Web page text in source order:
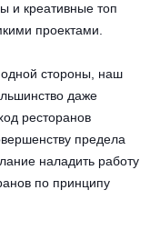
и креативные топ
проектами.
одной стороны, наш
даже
ресторанов
предела
наладить работу
по принципу